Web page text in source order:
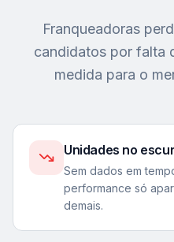
Franqueadoras
candidatos por falta
medida para o
Unidades no
Sem dados em
performance só
demais.